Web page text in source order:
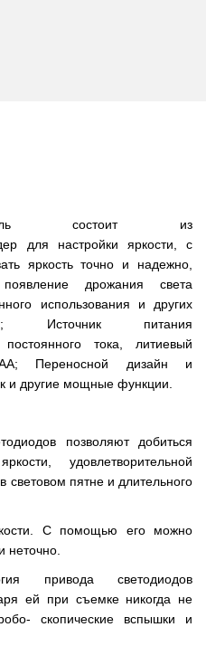
состоит из
для настройки яркости, с
яркость точно и надежно,
дрожания света
использования и других
Источник питания
тока, литиевый
Переносной дизайн и
и другие мощные функции.
позволяют добиться
удовлетворительной
световом пятне и длительного
С помощью его можно
неточно.
привода светодиодов
ей при съемке никогда не
скопические вспышки и